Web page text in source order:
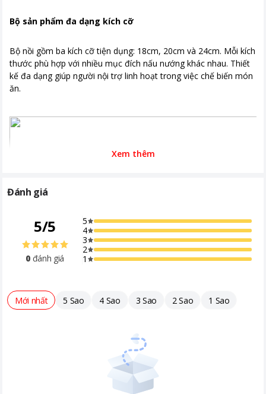
Bộ sản phẩm đa dạng kích cỡ
Bộ nồi gồm ba kích cỡ tiện dụng: 18cm, 20cm và 24cm. Mỗi kích
thước phù hợp với nhiều mục đích nấu nướng khác nhau. Thiết
kế đa dạng giúp người nội trợ linh hoạt trong việc chế biến món
ăn.
Xem thêm
Đánh giá
5/5
0 đánh giá
5
4
3
2
1
Mới nhất 5 Sao 4 Sao 3 Sao 2 Sao 1 Sao